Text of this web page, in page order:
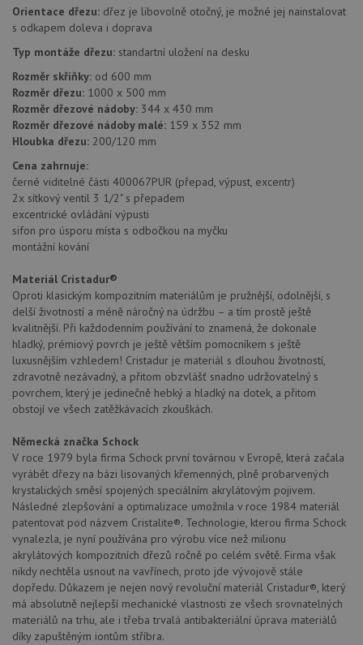
Orientace dřezu: dřez je libovolně otočný, je možné jej nainstalovat
s odkapem doleva i doprava
Typ montáže dřezu: standartní uložení na desku
Rozměr skříňky: od 600 mm
Rozměr dřezu: 1000 x 500 mm
Rozměr dřezové nádoby: 344 x 430 mm
Rozměr dřezové nádoby malé: 159 x 352 mm
Hloubka dřezu: 200/120 mm
Cena zahrnuje:
černé viditelné části 400067PUR (přepad, výpust, excentr)
2x sítkový ventil 3 1/2" s přepadem
excentrické ovládání výpusti
sifon pro úsporu místa s odbočkou na myčku
montážní kování
Materiál Cristadur®
Oproti klasickým kompozitním materiálům je pružnější, odolnější, s
delší životností a méně náročný na údržbu – a tím prostě ještě
kvalitnější. Při každodenním používání to znamená, že dokonale
hladký, prémiový povrch je ještě větším pomocníkem s ještě
luxusnějším vzhledem! Cristadur je materiál s dlouhou životností,
zdravotně nezávadný, a přitom obzvlášť snadno udržovatelný s
povrchem, který je jedinečně hebký a hladký na dotek, a přitom
obstojí ve všech zatěžkávacích zkouškách.
Německá značka Schock
V roce 1979 byla firma Schock první továrnou v Evropě, která začala
vyrábět dřezy na bázi lisovaných křemenných, plně probarvených
krystalických směsí spojených speciálním akrylátovým pojivem.
Následné zlepšování a optimalizace umožnila v roce 1984 materiál
patentovat pod názvem Cristalite®. Technologie, kterou firma Schock
vynalezla, je nyní používána pro výrobu více než milionu
akrylátových kompozitních dřezů ročně po celém světě. Firma však
nikdy nechtěla usnout na vavřínech, proto jde vývojově stále
dopředu. Důkazem je nejen nový revoluční materiál Cristadur®, který
má absolutně nejlepší mechanické vlastnosti ze všech srovnatelných
materiálů na trhu, ale i třeba trvalá antibakteriální úprava materiálů
díky zapuštěným iontům stříbra.